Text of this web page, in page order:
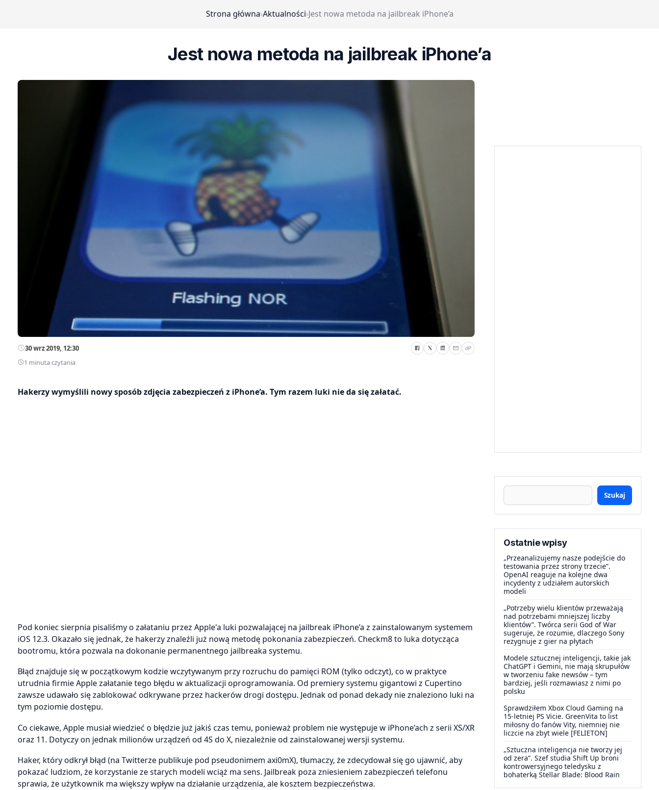
Strona główna›Aktualności›Jest nowa metoda na jailbreak iPhone’a
Jest nowa metoda na jailbreak iPhone’a
30 wrz 2019, 12:30
1 minuta czytania
Hakerzy wymyślili nowy sposób zdjęcia zabezpieczeń z iPhone’a. Tym razem luki nie da się załatać.
Pod koniec sierpnia pisaliśmy o załataniu przez Apple'a luki pozwalającej na jailbreak iPhone’a z zainstalowanym systemem
iOS 12.3. Okazało się jednak, że hakerzy znaleźli już nową metodę pokonania zabezpieczeń. Checkm8 to luka dotycząca
bootromu, która pozwala na dokonanie permanentnego jailbreaka systemu.
Błąd znajduje się w początkowym kodzie wczytywanym przy rozruchu do pamięci ROM (tylko odczyt), co w praktyce
utrudnia firmie Apple załatanie tego błędu w aktualizacji oprogramowania. Od premiery systemu gigantowi z Cupertino
zawsze udawało się zablokować odkrywane przez hackerów drogi dostępu. Jednak od ponad dekady nie znaleziono luki na
tym poziomie dostępu.
Co ciekawe, Apple musiał wiedzieć o błędzie już jakiś czas temu, ponieważ problem nie występuje w iPhone’ach z serii XS/XR
oraz 11. Dotyczy on jednak milionów urządzeń od 4S do X, niezależnie od zainstalowanej wersji systemu.
Haker, który odkrył błąd (na Twitterze publikuje pod pseudonimem axi0mX), tłumaczy, że zdecydował się go ujawnić, aby
pokazać ludziom, że korzystanie ze starych modeli wciąż ma sens. Jailbreak poza zniesieniem zabezpieczeń telefonu
sprawia, że użytkownik ma większy wpływ na działanie urządzenia, ale kosztem bezpieczeństwa.
Szukaj
Ostatnie wpisy
„Przeanalizujemy nasze podejście do
testowania przez strony trzecie”.
OpenAI reaguje na kolejne dwa
incydenty z udziałem autorskich
modeli
„Potrzeby wielu klientów przeważają
nad potrzebami mniejszej liczby
klientów”. Twórca serii God of War
sugeruje, że rozumie, dlaczego Sony
rezygnuje z gier na płytach
Modele sztucznej inteligencji, takie jak
ChatGPT i Gemini, nie mają skrupułów
w tworzeniu fake newsów – tym
bardziej, jeśli rozmawiasz z nimi po
polsku
Sprawdziłem Xbox Cloud Gaming na
15-letniej PS Vicie. GreenVita to list
miłosny do fanów Vity, niemniej nie
liczcie na zbyt wiele [FELIETON]
„Sztuczna inteligencja nie tworzy jej
od zera”. Szef studia Shift Up broni
kontrowersyjnego teledysku z
bohaterką Stellar Blade: Blood Rain